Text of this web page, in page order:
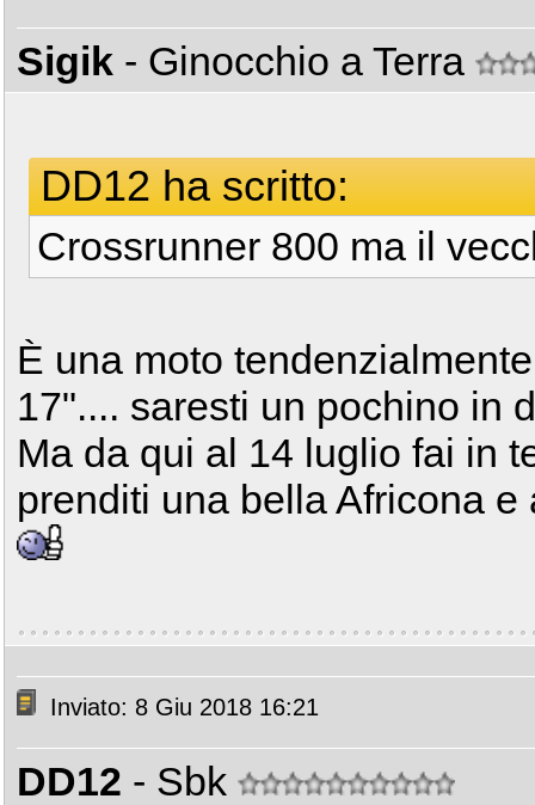
Sigik - Ginocchio a Terra
DD12 ha scritto:
Crossrunner 800 ma il
È una moto
17".... saresti un pochino in
Ma da qui al 14 luglio fai in
prenditi una bella Africona
Inviato: 8 Giu 2018 16:21
DD12 - Sbk